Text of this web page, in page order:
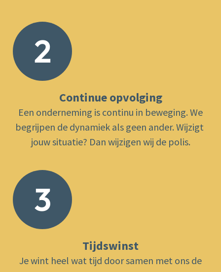
2
Continue opvolging
Een onderneming is continu in beweging. We
begrijpen de dynamiek als geen ander. ​Wijzigt ​
jouw situatie? Dan wijzigen wij ​de polis.
3
Tijdswinst
​Je wint heel wat tijd door samen met ons de